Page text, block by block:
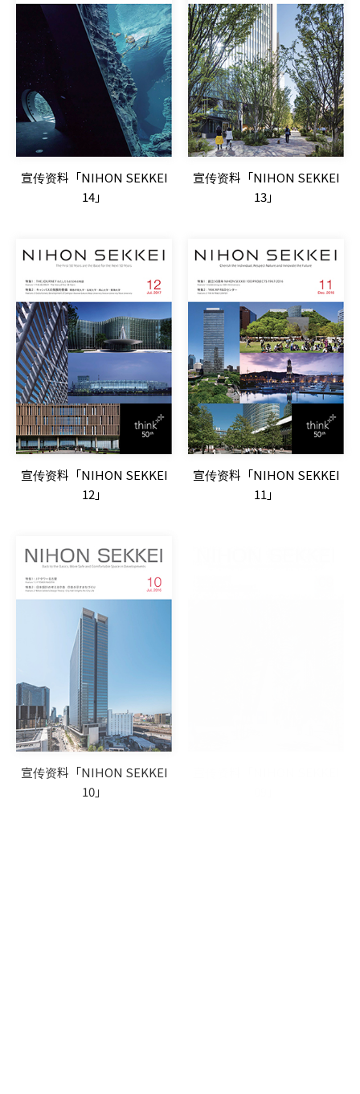
宣传资料「NIHON SEKKEI
14」
宣传资料「NIHON SEKKEI
13」
宣传资料「NIHON SEKKEI
12」
宣传资料「NIHON SEKKEI
11」
宣传资料「NIHON SEKKEI
10」